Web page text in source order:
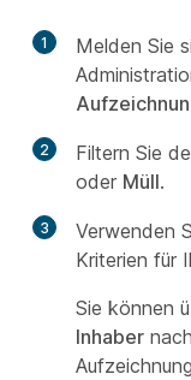
1
Melden Sie
2 Filtern Sie
oder Müll.
3
Verwenden
Kriterien für
Sie können
Inhaber